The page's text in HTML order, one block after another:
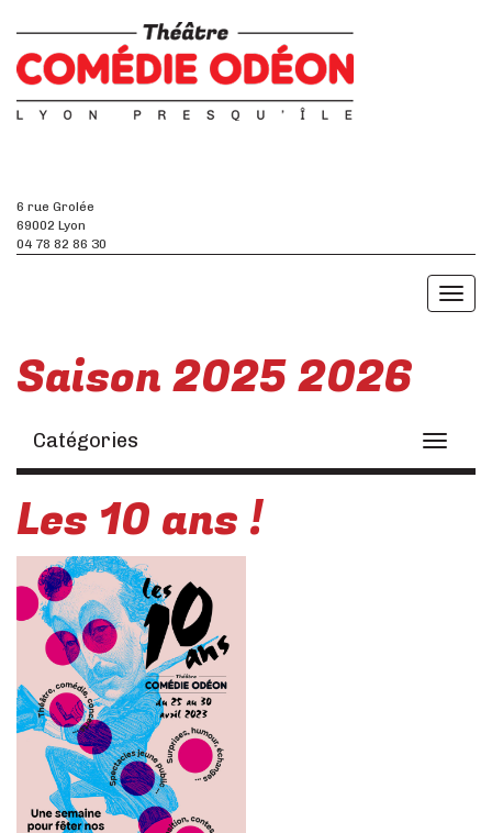
6 rue Grolée
69002 Lyon
04 78 82 86 30
Toggle
Saison 2025 2026
Toggle
Catégories
Les 10 ans !